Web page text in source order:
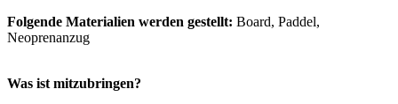
Folgende Materialien werden gestellt: Board, Paddel,
Neoprenanzug
Was ist mitzubringen?